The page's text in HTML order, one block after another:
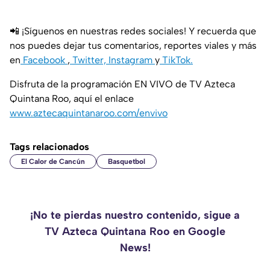
📲 ¡Síguenos en nuestras redes sociales! Y recuerda que
nos puedes dejar tus comentarios, reportes viales y más
en Facebook , Twitter, Instagram y TikTok.
Disfruta de la programación EN VIVO de TV Azteca
Quintana Roo, aquí el enlace
www.aztecaquintanaroo.com/envivo
Tags relacionados
El Calor de Cancún Basquetbol
¡No te pierdas nuestro contenido, sigue a
TV Azteca Quintana Roo en Google
News!